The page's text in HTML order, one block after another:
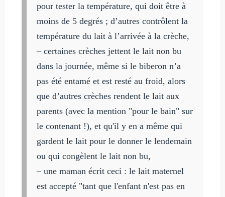
pour tester la température, qui doit être à
moins de 5 degrés ; d’autres contrôlent la
température du lait à l’arrivée à la crèche,
– certaines crèches jettent le lait non bu
dans la journée, même si le biberon n’a
pas été entamé et est resté au froid, alors
que d’autres crèches rendent le lait aux
parents (avec la mention "pour le bain" sur
le contenant !), et qu'il y en a même qui
gardent le lait pour le donner le lendemain
ou qui congèlent le lait non bu,
– une maman écrit ceci : le lait maternel
est accepté "tant que l'enfant n'est pas en